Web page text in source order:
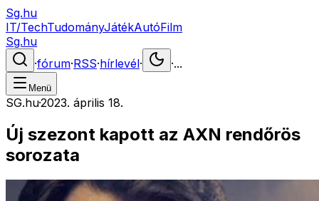
Sg.hu
IT/TechTudományJátékAutóFilm
Sg.hu
·fórum·RSS·hírlevél· ·...
Menü
SG.hu·2023. április 18.
Új szezont kapott az AXN rendőrös
sorozata